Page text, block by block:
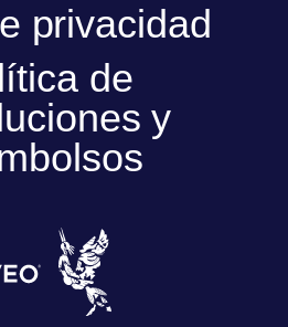
privacidad
de
y